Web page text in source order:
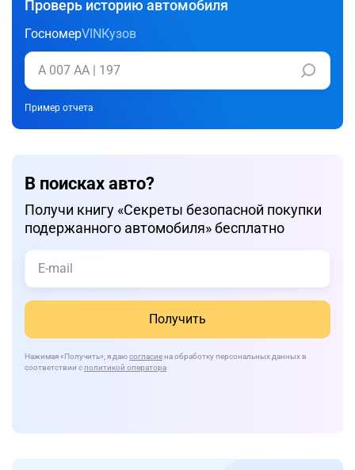
Проверь историю автомобиля
ГосномерVINКузов
Пример отчета
В поисках авто?
Получи книгу «Cекреты безопасной покупки
подержанного автомобиля» бесплатно
Получить
Нажимая «Получить» , я даюсогласиена обработку персональных данных в
соответствии сполитикой оператора